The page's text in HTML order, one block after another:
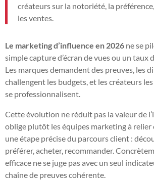
créateurs sur la notoriété, la
les ventes.
Le marketing d’influence en 2026 ne se
simple capture d’écran de vues ou un taux
Les marques demandent des preuves, les
challengent les budgets, et les créateurs
se professionnalisent.
Cette évolution ne réduit pas la valeur de
oblige plutôt les équipes marketing à relier
une étape précise du parcours client :
préférer, acheter, recommander.
efficace ne se juge pas avec un seul
chaîne de preuves cohérente.